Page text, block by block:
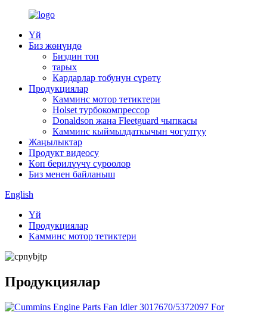
Үй
Биз жөнүндө
Биздин топ
тарых
Кардарлар тобунун сүрөтү
Продукциялар
Камминс мотор тетиктери
Holset турбокомпрессор
Donaldson жана Fleetguard чыпкасы
Камминс кыймылдаткычын чогултуу
Жаңылыктар
Продукт видеосу
Көп берилүүчү суроолор
Биз менен байланыш
English
Үй
Продукциялар
Камминс мотор тетиктери
Продукциялар